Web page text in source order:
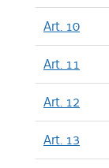
Art. 10
Art. 11
Art. 12
Art. 13